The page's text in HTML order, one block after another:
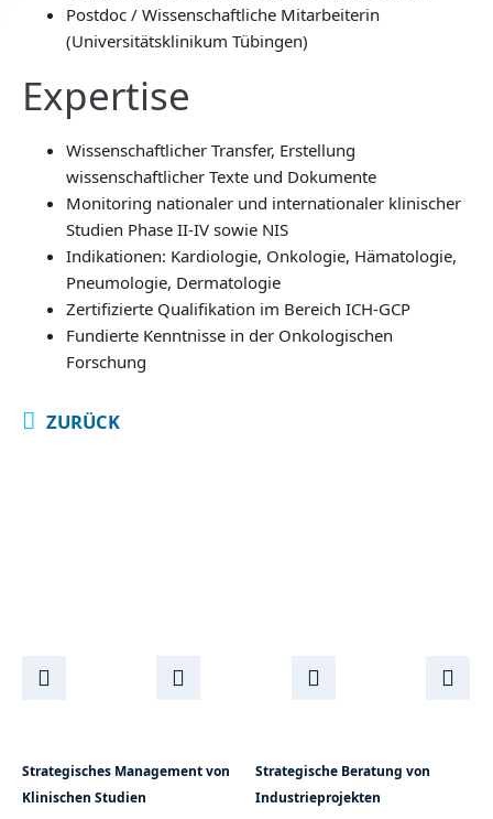
Postdoc / Wissenschaftliche Mitarbeiterin
(Universitätsklinikum Tübingen)
Expertise
Wissenschaftlicher Transfer, Erstellung
wissenschaftlicher Texte und Dokumente
Monitoring nationaler und internationaler klinischer
Studien Phase II-IV sowie NIS
Indikationen: Kardiologie, Onkologie, Hämatologie,
Pneumologie, Dermatologie
Zertifizierte Qualifikation im Bereich ICH-GCP
Fundierte Kenntnisse in der Onkologischen
Forschung
ZURÜCK
Strategisches Management von
Klinischen Studien
Strategische Beratung von
Industrieprojekten